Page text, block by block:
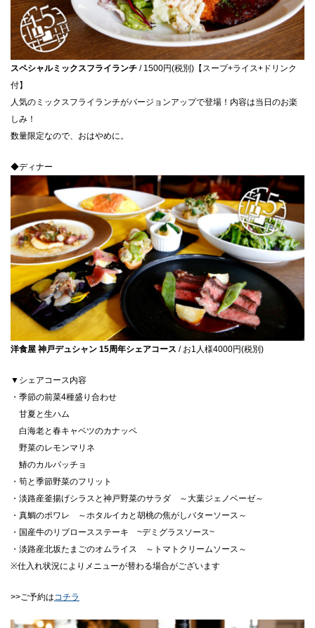
スペシャルミックスフライランチ / 1500円(税別)【スープ+ライス+ドリンク
付】
人気のミックスフライランチがバージョンアップで登場！内容は当日のお楽
しみ！
数量限定なので、おはやめに。
◆ディナー
洋食屋 神戸デュシャン 15周年シェアコース / お1人様4000円(税別)
▼シェアコース内容
・季節の前菜4種盛り合わせ
甘夏と生ハム
白海老と春キャベツのカナッペ
野菜のレモンマリネ
鰆のカルパッチョ
・筍と季節野菜のフリット
・淡路産釜揚げシラスと神戸野菜のサラダ ～大葉ジェノベーゼ～
・真鯛のポワレ ～ホタルイカと胡桃の焦がしバターソース～
・国産牛のリブロースステーキ ~デミグラスソース~
・淡路産北坂たまごのオムライス ～トマトクリームソース～
※仕入れ状況によりメニューが替わる場合がございます
>>ご予約は コチラ